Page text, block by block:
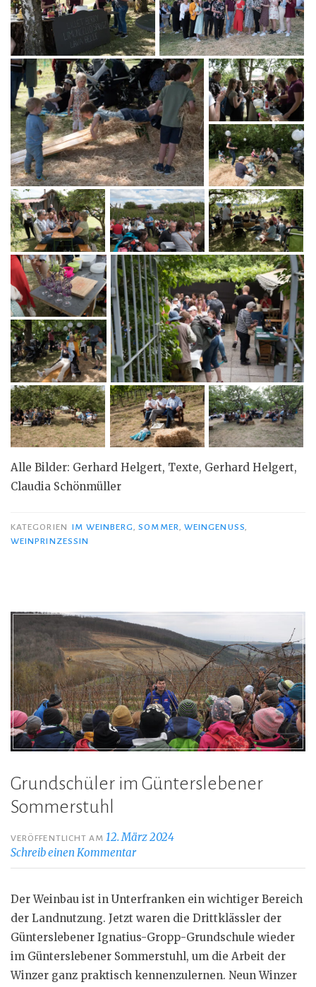
Alle Bilder: Gerhard Helgert, Texte, Gerhard Helgert,
Claudia Schönmüller
KATEGORIEN IM WEINBERG ,SOMMER WEINGENUSS
WEINPRINZESSIN
Grundschüler im Günterslebener
Sommerstuhl
VERÖFFENTLICHT AM12. März 2024
Schreib einen Kommentar
Der Weinbau ist in Unterfranken ein wichtiger Bereich
der Landnutzung. Jetzt waren die Drittklässler der
Günterslebener Ignatius-Gropp-Grundschule wieder
im Günterslebener Sommerstuhl, um die Arbeit der
Winzer ganz praktisch kennenzulernen. Neun Winzer